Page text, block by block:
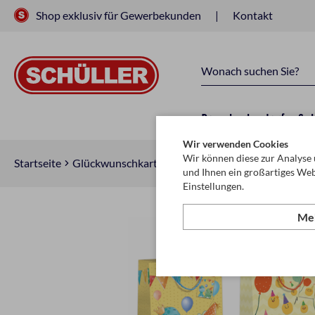
Shop exklusiv für Gewerbekunden Kontakt
Raucherbedarf
Startseite Glückwunschkarten & Papeterie
Wir verwenden Cookies
Wir können diese zur
und Ihnen ein großartiges
Einstellungen.